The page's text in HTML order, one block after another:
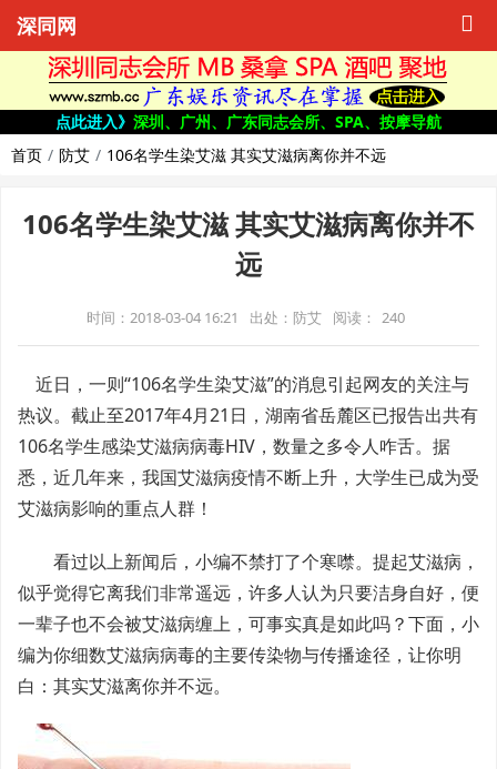
深同网
点此进入》 深圳、广州、广东同志会所、SPA、按摩导航
首页
防艾 106名学生染艾滋 其实艾滋病离你并不远
106名学生染艾滋 其实艾滋病离你并不
远
时间：2018-03-04 16:21 出处：防艾 阅读： 240
近日，一则“106名学生染艾滋”的消息引起网友的关注与
热议。截止至2017年4月21日，湖南省岳麓区已报告出共有
106名学生感染艾滋病病毒HIV，数量之多令人咋舌。据
悉，近几年来，我国艾滋病疫情不断上升，大学生已成为受
艾滋病影响的重点人群！
看过以上新闻后，小编不禁打了个寒噤。提起艾滋病，
似乎觉得它离我们非常遥远，许多人认为只要洁身自好，便
一辈子也不会被艾滋病缠上，可事实真是如此吗？下面，小
编为你细数艾滋病病毒的主要传染物与传播途径，让你明
白：其实艾滋离你并不远。